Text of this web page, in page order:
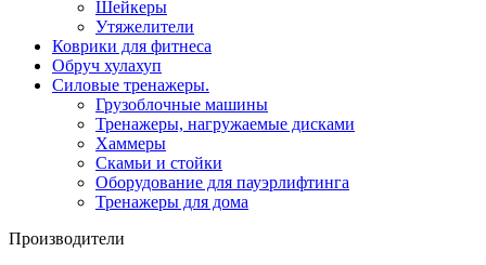
Шейкеры
Утяжелители
Коврики для фитнеса
Обруч хулахуп
Силовые тренажеры.
Грузоблочные машины
Тренажеры, нагружаемые дисками
Хаммеры
Скамьи и стойки
Оборудование для пауэрлифтинга
Тренажеры для дома
Производители